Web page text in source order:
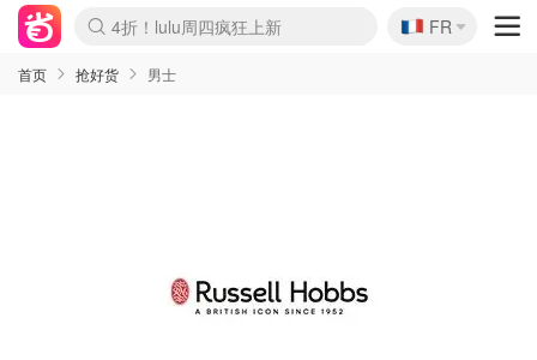
Boticinal 夏促开抢！
4折！lulu周四疯狂上新
还没结束！&OtherStories大促
Joybuy变相75折 随时失效
速领！Stanley独家85折
疑似霸哥！Camper额外叠85折
Zalando 奥莱闪促！每日更新
Moncler反季囤！5折起+叠9折
Coach Brooklyn仅€192
🇫🇷
FR
首页 抢好货 男士